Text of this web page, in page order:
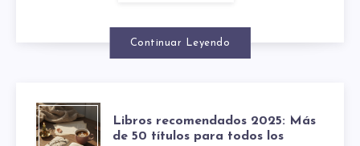
2025:
QUÉ
DICEN
Continuar Leyendo
LIBROSLibros recomendados 2025: Más
de 50 títulos para todos los